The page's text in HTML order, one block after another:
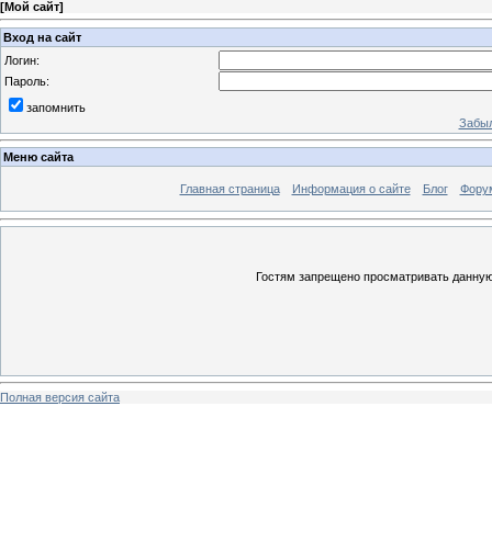
[Мой сайт]
Вход на сайт
Логин:
Пароль:
запомнить
Меню сайта
Главная страница Информация о сайте Блог
Гостям запрещено просматривать
Полная версия сайта